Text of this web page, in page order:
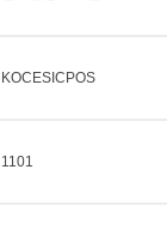
KOCESICPOS
1101